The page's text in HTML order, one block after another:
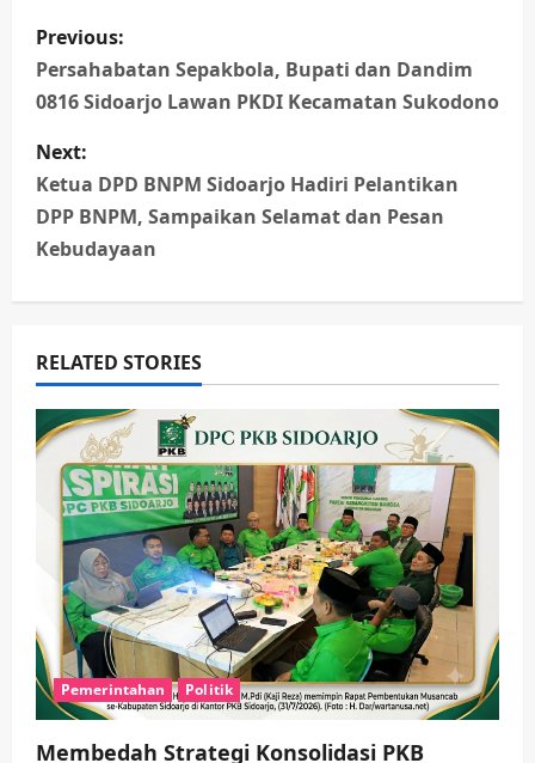
P
o
t
n
i
g
o
n
Previous:
Persahabatan Sepakbola, Bupati dan Dandim
0816 Sidoarjo Lawan PKDI Kecamatan Sukodono
Next:
Ketua DPD BNPM Sidoarjo Hadiri Pelantikan
DPP BNPM, Sampaikan Selamat dan Pesan
Kebudayaan
RELATED STORIES
Pemerintahan Politik
Membedah Strategi Konsolidasi PKB